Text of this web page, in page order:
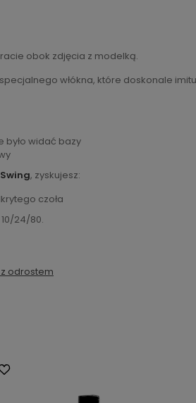
obok zdjęcia z modelką.
włókna, które doskonale
było widać bazy
, zyskujesz:
czoła
24/80.
odrostem